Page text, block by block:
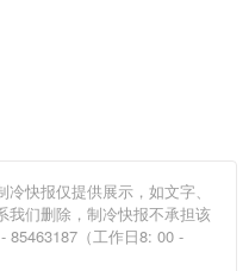
快报仅提供展示，如文字、
我们删除，制冷快报不承担该
85463187（工作日8: 00 -